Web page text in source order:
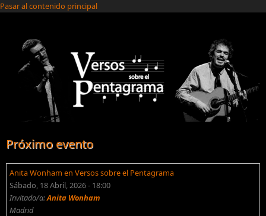
Pasar al contenido principal
Próximo evento
Anita Wonham en Versos sobre el Pentagrama
Sábado, 18 Abril, 2026 - 18:00
Invitado/a:Anita Wonham
Madrid